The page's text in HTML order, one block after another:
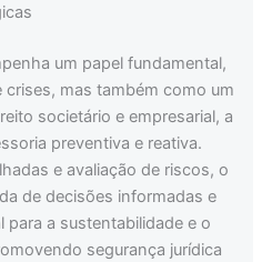
um papel fundamental,
mas também como um
societário e empresarial, a
preventiva e reativa.
e avaliação de riscos, o
de decisões informadas e
para a sustentabilidade e o
segurança jurídica